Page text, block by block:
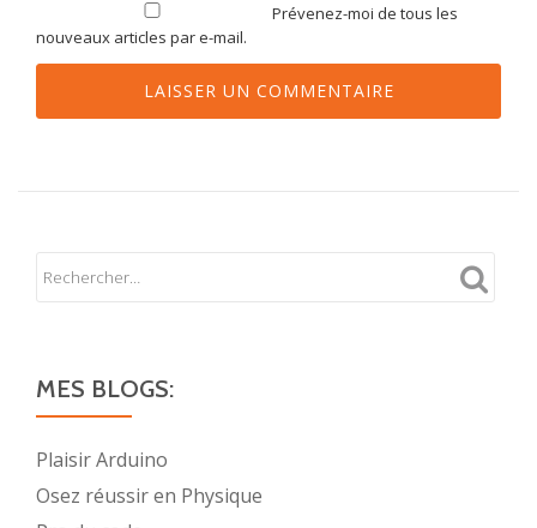
Prévenez-moi de tous les
nouveaux articles par e-mail.
MES BLOGS:
Plaisir Arduino
Osez réussir en Physique